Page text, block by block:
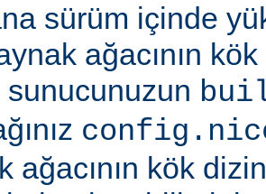
sürüm içinde
ağacının
sunucunuzun
ağacının kök